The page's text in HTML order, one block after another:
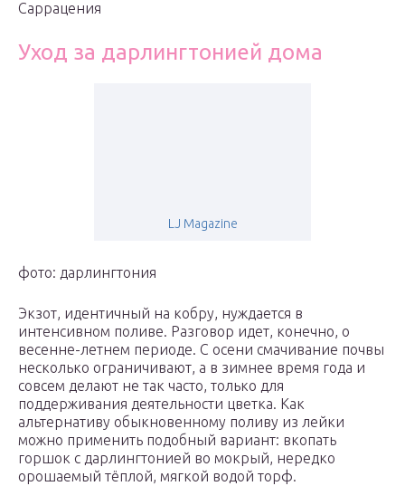
Саррацения
Уход за дарлингтонией дома
LJ Magazine
фото: дарлингтония
Экзот, идентичный на кобру, нуждается в
интенсивном поливе. Разговор идет, конечно, о
весенне-летнем периоде. С осени смачивание почвы
несколько ограничивают, а в зимнее время года и
совсем делают не так часто, только для
поддерживания деятельности цветка. Как
альтернативу обыкновенному поливу из лейки
можно применить подобный вариант: вкопать
горшок с дарлингтонией во мокрый, нередко
орошаемый тёплой, мягкой водой торф.